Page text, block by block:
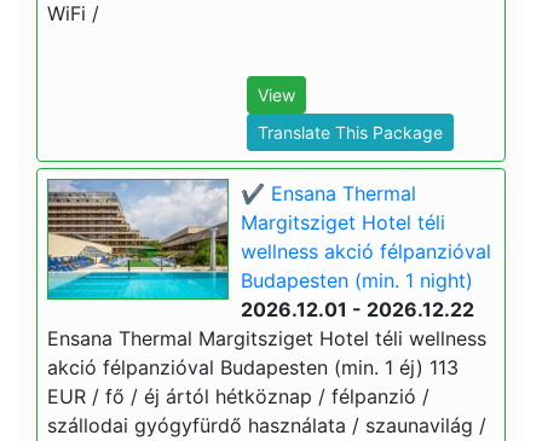
WiFi /
View
Translate This Package
✔️ Ensana Thermal
Margitsziget Hotel téli
wellness akció félpanzióval
Budapesten (min. 1 night)
2026.12.01 - 2026.12.22
Ensana Thermal Margitsziget Hotel téli wellness
akció félpanzióval Budapesten (min. 1 éj) 113
EUR / fő / éj ártól hétköznap / félpanzió /
szállodai gyógyfürdő használata / szaunavilág /